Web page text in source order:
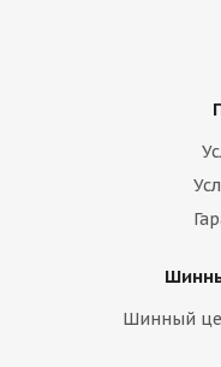
Шинный